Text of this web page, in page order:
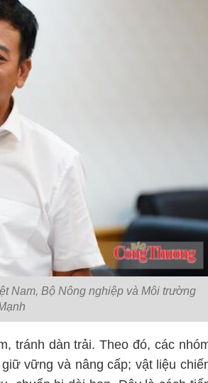
Nam, Bộ Nông nghiệp và Môi trường
tránh dàn trải. Theo đó, các
vững và nâng cấp; vật liệu